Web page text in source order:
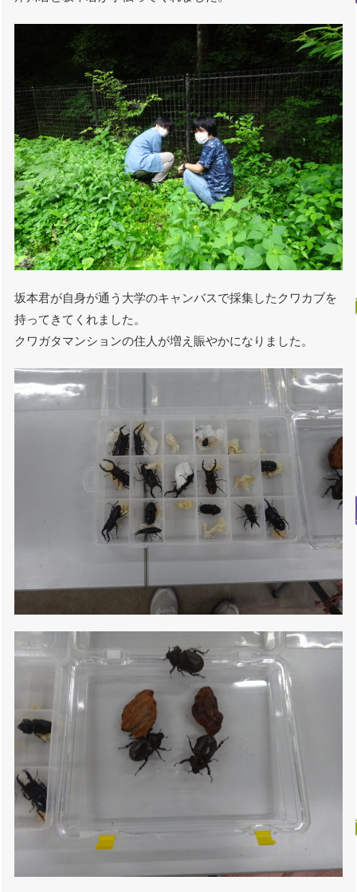
坂本君が自身が通う大学のキャンバスで採集したクワカブを
持ってきてくれました。
クワガタマンションの住人が増え賑やかになりました。